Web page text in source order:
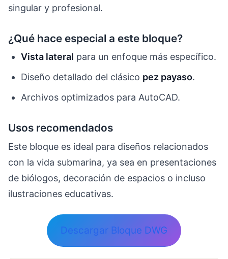
singular y profesional.
¿Qué hace especial a este bloque?
Vista lateral para un enfoque más específico.
Diseño detallado del clásico pez payaso.
Archivos optimizados para AutoCAD.
Usos recomendados
Este bloque es ideal para diseños relacionados
con la vida submarina, ya sea en presentaciones
de biólogos, decoración de espacios o incluso
ilustraciones educativas.
Descargar Bloque DWG